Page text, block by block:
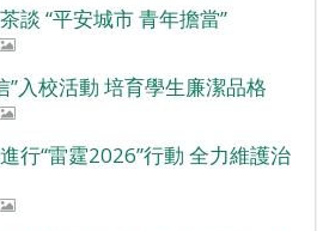
談 “平安城市 青年擔當”
”入校活動 培育學生廉潔品格
行“雷霆2026”行動 全力維護治